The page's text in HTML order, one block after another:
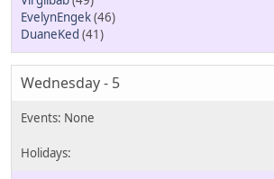
EvelynEngek(46)
DuaneKed (41)
Wednesday - 5